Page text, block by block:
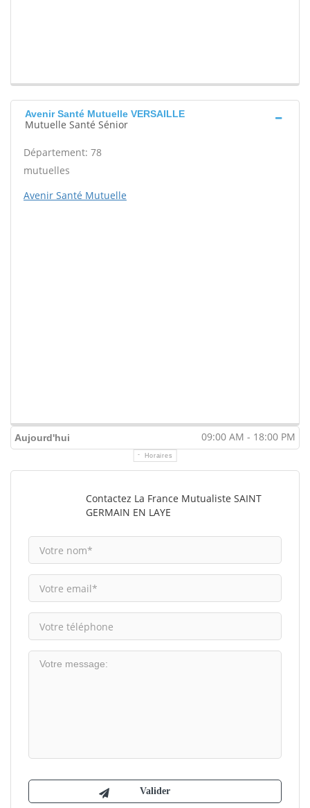
Avenir Santé Mutuelle VERSAILLE
Mutuelle Santé Sénior
Département: 78
mutuelles
Avenir Santé Mutuelle
Aujourd'hui 09:00 AM - 18:00 PM
Horaires
Contactez La France Mutualiste SAINT
GERMAIN EN LAYE